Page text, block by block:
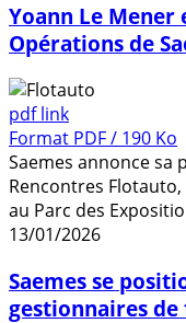
Yoann Le
Opérations de
pdf link
Format PDF / 190 Ko
Saemes annonce sa
Rencontres
au Parc des
13/01/2026
Saemes se
gestionnaires